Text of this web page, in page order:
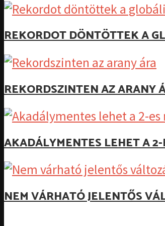
REKORDOT DÖNTÖTTEK A
REKORDSZINTEN AZ ARANY
AKADÁLYMENTES LEHET A
NEM VÁRHATÓ JELENTŐS